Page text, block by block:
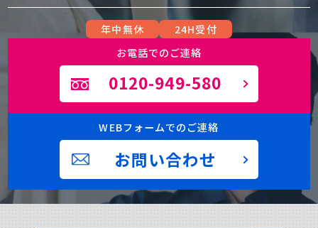
年中無休
24H受付
お電話でのご連絡
0120-949-580
WEBフォームでのご連絡
お問い合わせ